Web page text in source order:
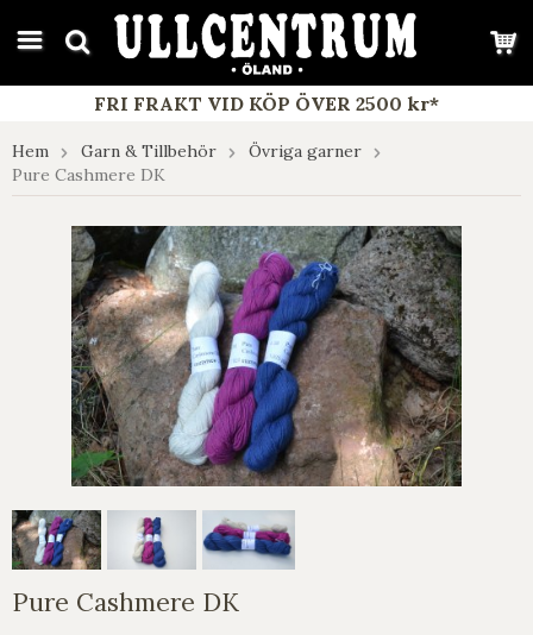
google-site-verification: google7e4b1026db5d9f32.html
FRI FRAKT VID KÖP ÖVER 2500 kr*
Hem Garn & Tillbehör
Övriga garner
Pure Cashmere DK
Pure Cashmere DK